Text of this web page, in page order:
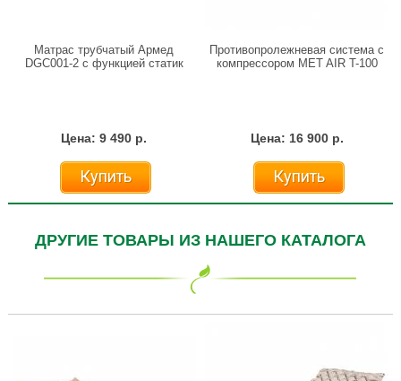
Матрас трубчатый Армед
DGC001-2 с функцией статик
Цена: 9 490 р.
Купить
Противопролежневая система с
компрессором MET AIR T-100
Цена: 16 900 р.
Купить
ДРУГИЕ ТОВАРЫ ИЗ НАШЕГО КАТАЛОГА